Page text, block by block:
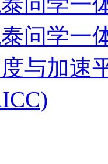
问学一
与加速